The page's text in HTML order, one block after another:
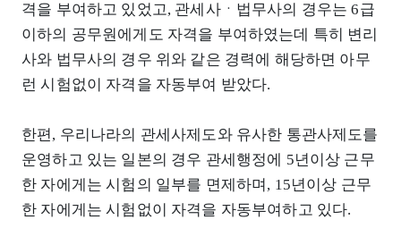
격을 부여하고 있었고, 관세사ㆍ법무사의 경우는 6급
이하의 공무원에게도 자격을 부여하였는데 특히 변리
사와 법무사의 경우 위와 같은 경력에 해당하면 아무
런 시험없이 자격을 자동부여 받았다.
한편, 우리나라의 관세사제도와 유사한 통관사제도를
운영하고 있는 일본의 경우 관세행정에 5년이상 근무
한 자에게는 시험의 일부를 면제하며, 15년이상 근무
한 자에게는 시험없이 자격을 자동부여하고 있다.